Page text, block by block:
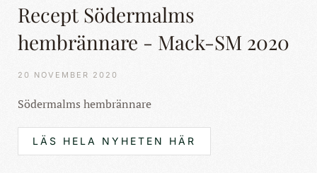
Recept Södermalms
hembrännare - Mack-SM 2020
20 NOVEMBER 2020
Södermalms hembrännare
LÄS HELA NYHETEN HÄR